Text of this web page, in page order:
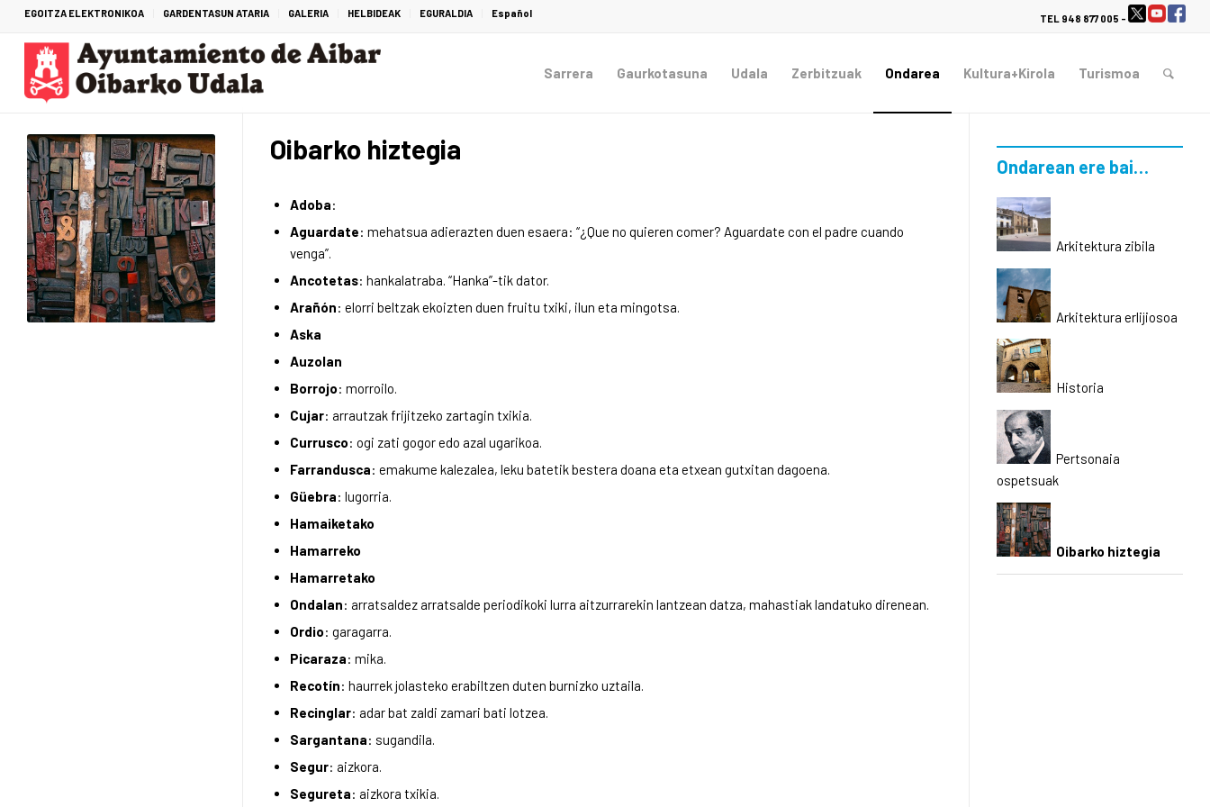
EGOITZA ELEKTRONIKOA GARDENTASUN ATARIA GALERIA HELBIDEAK EGURALDIA Español TEL 948 877 005 -
Sarrera Gaurkotasuna Udala Zerbitzuak Ondarea Kultura+Kirola Turismoa
Oibarko hiztegia
Adoba:
Aguardate: mehatsua adierazten duen esaera: “¿Que no quieren comer? Aguardate con el padre cuando
venga”.
Ancotetas: hankalatraba. “Hanka”-tik dator.
Arañón: elorri beltzak ekoizten duen fruitu txiki, ilun eta mingotsa.
Aska
Auzolan
Borrojo: morroilo.
Cujar: arrautzak frijitzeko zartagin txikia.
Currusco: ogi zati gogor edo azal ugarikoa.
Farrandusca: emakume kalezalea, leku batetik bestera doana eta etxean gutxitan dagoena.
Güebra: lugorria.
Hamaiketako
Hamarreko
Hamarretako
Ondalan: arratsaldez arratsalde periodikoki lurra aitzurrarekin lantzean datza, mahastiak landatuko direnean.
Ordio: garagarra.
Picaraza: mika.
Recotín: haurrek jolasteko erabiltzen duten burnizko uztaila.
Recinglar: adar bat zaldi zamari bati lotzea.
Sargantana: sugandila.
Segur: aizkora.
Segureta: aizkora txikia.
Ondarean ere bai…
Arkitektura zibila
Arkitektura erlijiosoa
Historia
Pertsonaia
ospetsuak
Oibarko hiztegia